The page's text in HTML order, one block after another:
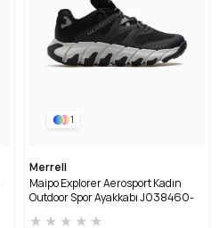
1
Merrell
Maipo Explorer Aerosport Kadın
Outdoor Spor Ayakkabı J038460-
★ ★ ★ ★ ★